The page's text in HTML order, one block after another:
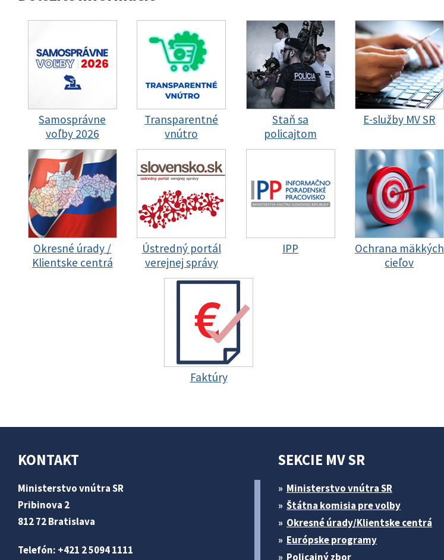
Samosprávne
voľby 2026
Transparentné
vnútro
Staň sa
policajtom
E-služby MV SR
Okresné úrady /
Klientske centrá
Ústredný portál
verejnej správy
IPP
Ochrana mäkkých
cieľov
Faktúry
KONTAKT
Ministerstvo vnútra SR
Pribinova 2
812 72 Bratislava
Telefón: +421 2 5094 1111
SEKCIE MV SR
Ministerstvo vnútra SR
Štátna komisia pre volby
Okresné úrady/Klientske centrá
Európske programy
Policajný zbor